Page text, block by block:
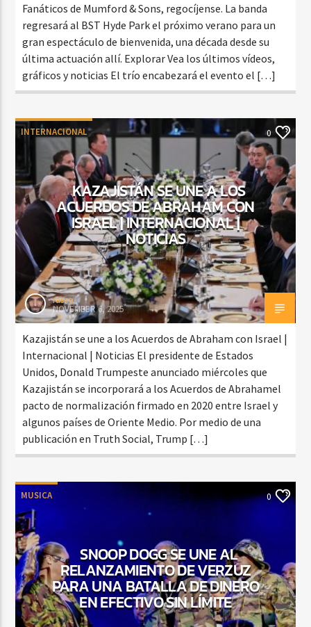
Fanáticos de Mumford & Sons, regocíjense. La banda
regresará al BST Hyde Park el próximo verano para un
gran espectáculo de bienvenida, una década desde su
última actuación allí. Explorar Vea los últimos vídeos,
gráficos y noticias El trío encabezará el evento el […]
INTERNACIONAL 0
KAZAJISTÁN SE UNE A LOS
ACUERDOS DE ABRAHAM CON
ISRAEL | INTERNACIONAL |
NOTICIAS
rasco
NOVEMBER 6, 2025
Kazajistán se une a los Acuerdos de Abraham con Israel |
Internacional | Noticias El presidente de Estados
Unidos, Donald Trumpeste anunciado miércoles que
Kazajistán se incorporará a los Acuerdos de Abrahamel
pacto de normalización firmado en 2020 entre Israel y
algunos países de Oriente Medio. Por medio de una
publicación en Truth Social, Trump […]
MUSICA 0
SNOOP DOGG SE UNE AL
RELANZAMIENTO DE VERZUZ
PARA UNA BATALLA DE DINERO
EN EFECTIVO SIN LÍMITE